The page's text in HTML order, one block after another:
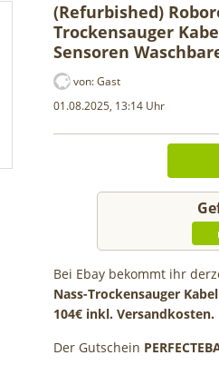
(Refurbished)
Trockensauger
Sensoren
von:Gast
01.08.2025, 13:14 Uhr
Bei Ebay bekommt ihr
Nass-Trockensauger
104€ inkl. Versandkosten.
Der Gutschein
für
[Eff. GRATIS!]
Galaxy S26
für 19,99€ +